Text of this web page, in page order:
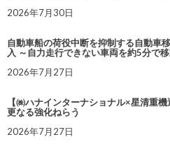
2026年7月30日
自動車船の荷役中断を抑制する自動車
入 ～自力走行できない車両を約5分で
2026年7月27日
【㈱ハナインターナショナル×星清重
更なる強化ねらう
2026年7月27日